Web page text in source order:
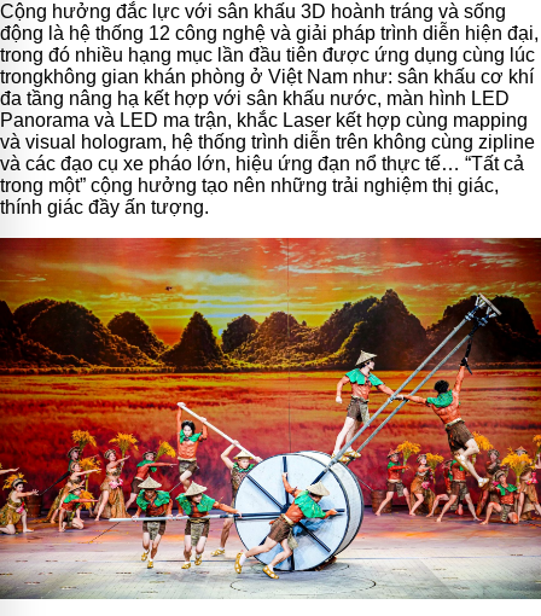
Cộng hưởng đắc lực với sân khấu 3D hoành tráng và sống
động là hệ thống 12 công nghệ và giải pháp trình diễn hiện đại,
trong đó nhiều hạng mục lần đầu tiên được ứng dụng cùng lúc
trongkhông gian khán phòng ở Việt Nam như: sân khấu cơ khí
đa tầng nâng hạ kết hợp với sân khấu nước, màn hình LED
Panorama và LED ma trận, khắc Laser kết hợp cùng mapping
và visual hologram, hệ thống trình diễn trên không cùng zipline
và các đạo cụ xe pháo lớn, hiệu ứng đạn nổ thực tế… “Tất cả
trong một” cộng hưởng tạo nên những trải nghiệm thị giác,
thính giác đầy ấn tượng.